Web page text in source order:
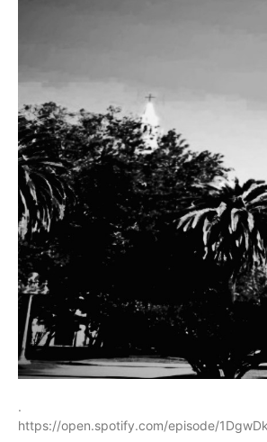
.
https://open.spotify.com/episode/